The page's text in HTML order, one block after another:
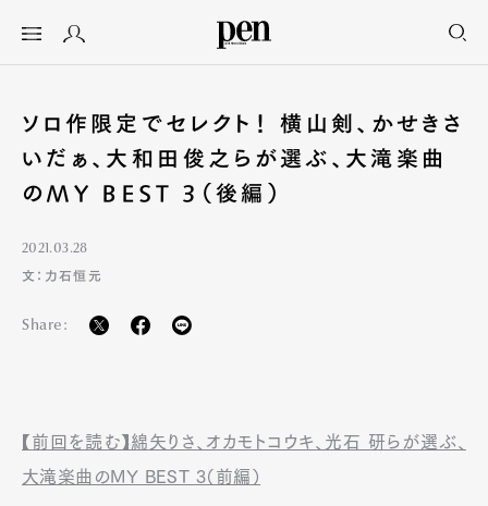
ソロ作限定でセレクト！ 横山剣、かせきさ
いだぁ、大和田俊之らが選ぶ、大滝楽曲
のMY BEST 3（後編）
2021.03.28
文：力石恒元
Share:
【前回を読む】綿矢りさ、オカモトコウキ、光石 研らが選ぶ、
大滝楽曲のMY BEST 3（前編）